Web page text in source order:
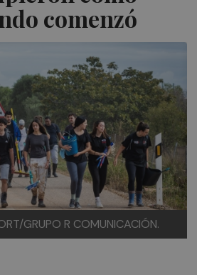
comenzó
GRUPO R COMUNICACIÓN.